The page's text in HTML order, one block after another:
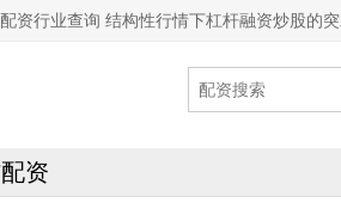
配资行业查询 结构性行情下杠杆融资炒股的
资